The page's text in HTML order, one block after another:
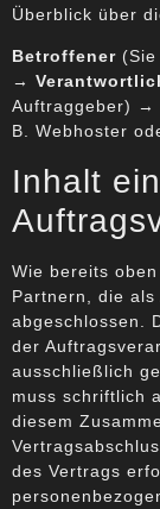
Überblick über
Betroffener
→
Auftraggeber) →
B. Webhoster
Inhalt
Wie bereits
Partnern, die
abgeschlossen.
der
ausschließlich
muss schriftlich
diesem
des Vertrags